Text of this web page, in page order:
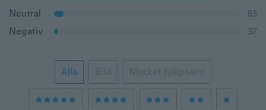
Neutral
83
Negativ
37
Alla Bild Mycket hjälpsamt